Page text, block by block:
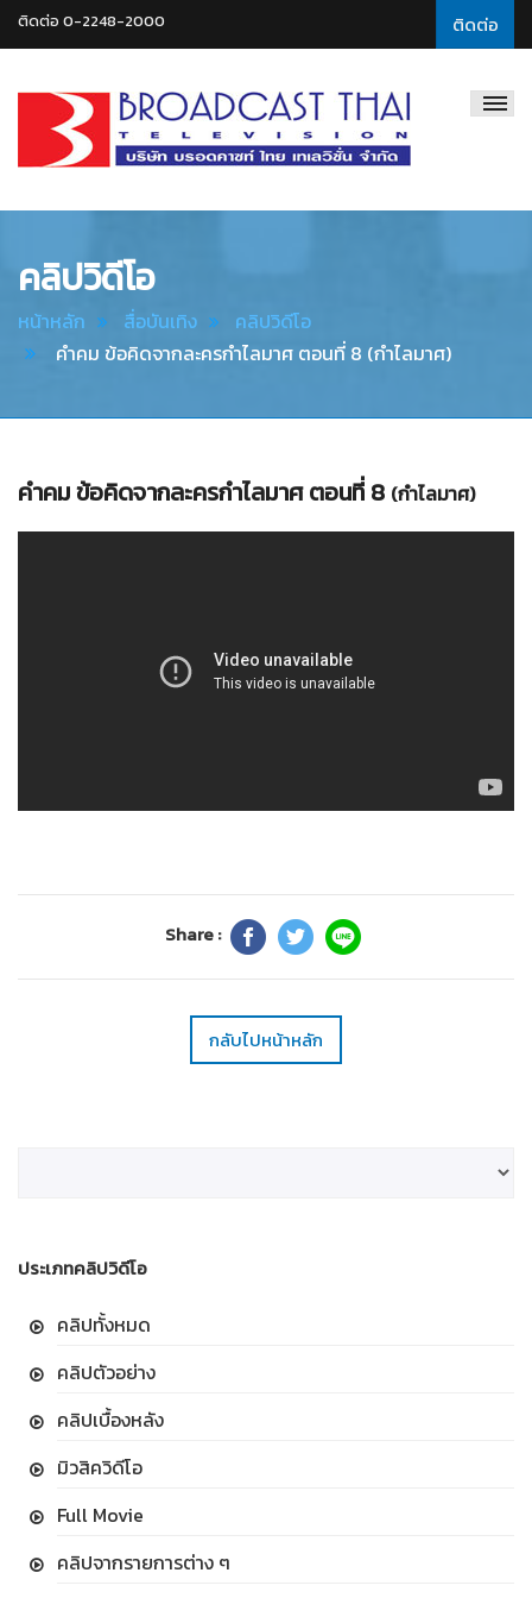
ติดต่อ
ติดต่อ 0-2248-2000
Thai
คลิปวิดีโอ
หน้าหลัก สื่อบันเทิง
คลิปวิดีโอ
คำคม ข้อคิดจากละครกำไลมาศ ตอนที่ 8 (กำไลมาศ)
คำคม ข้อคิดจากละครกำไลมาศ ตอนที่ 8 (กำไลมาศ)
Share :
กลับไปหน้าหลัก
ประเภทคลิปวิดีโอ
คลิปทั้งหมด
คลิปตัวอย่าง
คลิปเบื้องหลัง
มิวสิควิดีโอ
Full Movie
คลิปจากรายการต่าง ๆ